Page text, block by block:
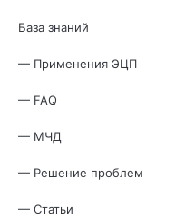
База знаний
— Применения ЭЦП
— FAQ
— МЧД
— Решение проблем
— Статьи